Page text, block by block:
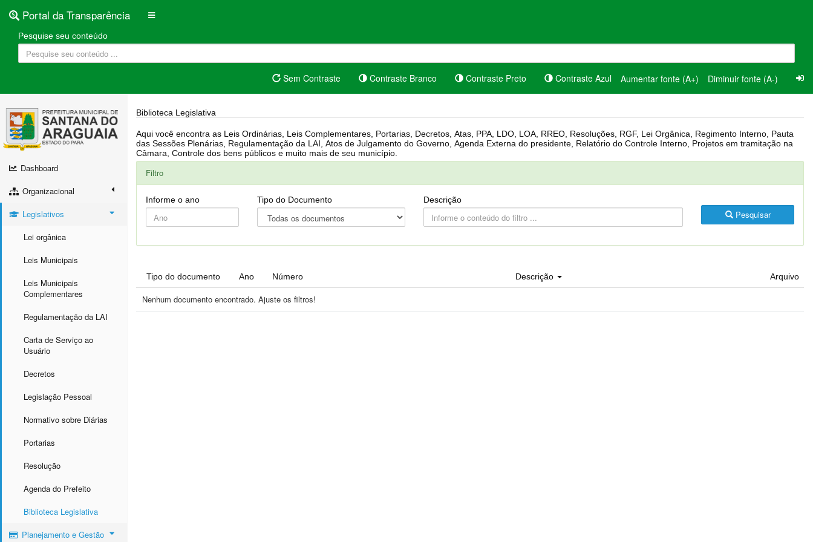
Portal da Transparência
Pesquise seu conteúdo
Sem Contraste Contraste Branco Contraste Preto Contraste Azul Aumentar fonte (A+) Diminuir fonte (A-)
Dashboard
Organizacional
Legislativos
Lei orgânica
Leis Municipais
Leis Municipais
Complementares
Regulamentação da LAI
Carta de Serviço ao
Usuário
Decretos
Legislação Pessoal
Normativo sobre Diárias
Portarias
Resolução
Agenda do Prefeito
Biblioteca Legislativa
Planejamento e Gestão
Biblioteca Legislativa
Aqui você encontra as Leis Ordinárias, Leis Complementares, Portarias, Decretos, Atas, PPA, LDO, LOA, RREO, Resoluções, RGF, Lei Orgânica, Regimento Interno, Pauta
das Sessões Plenárias, Regulamentação da LAI, Atos de Julgamento do Governo, Agenda Externa do presidente, Relatório do Controle Interno, Projetos em tramitação na
Câmara, Controle dos bens públicos e muito mais de seu município.
Filtro
Informe o ano Tipo do Documento Descrição
Pesquisar
Tipo do documento Ano Número Descrição Arquivo
Nenhum documento encontrado. Ajuste os filtros!